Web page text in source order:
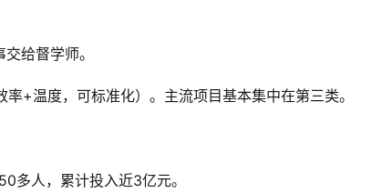
给督学师。
+温度，可标准化）。主流项目基本集中在第三类。
多人，累计投入近3亿元。